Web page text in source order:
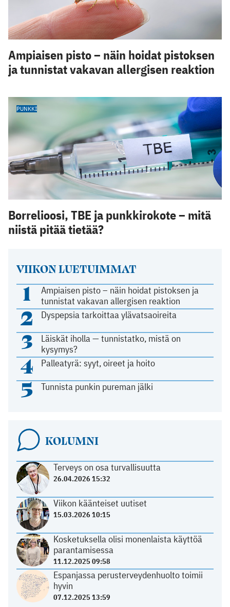
VIIKON LUETUIMMAT
1
Ampiaisen pisto – näin hoidat pistoksen ja
tunnistat vakavan allergisen reaktion
2 Dyspepsia tarkoittaa ylävatsaoireita
3
Läiskät iholla — tunnistatko, mistä on
kysymys?
4 Palleatyrä: syyt, oireet ja hoito
5 Tunnista punkin pureman jälki
KOLUMNI
Terveys on osa turvallisuutta
26.04.2026 15:32
Viikon käänteiset uutiset
15.03.2026 10:15
Kosketuksella olisi monenlaista käyttöä
parantamisessa
11.12.2025 09:58
Espanjassa perusterveydenhuolto toimii
hyvin
07.12.2025 13:59
Ampiaisen pisto – näin hoidat pistoksen
ja tunnistat vakavan allergisen reaktion
PUNKKI
Borrelioosi, TBE ja punkkirokote – mitä
niistä pitää tietää?